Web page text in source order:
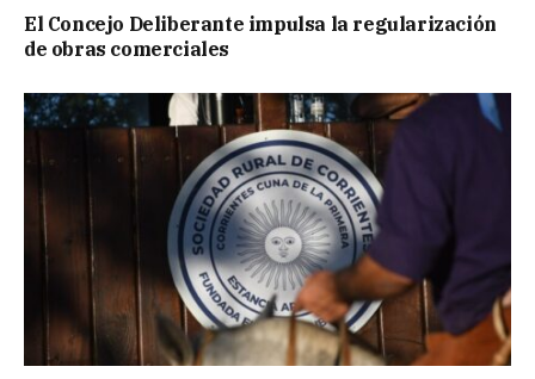
El Concejo Deliberante impulsa la regularización
de obras comerciales